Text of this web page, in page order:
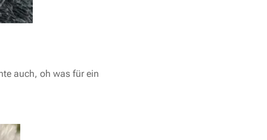
auch, oh was für ein